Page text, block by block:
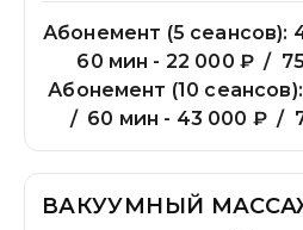
Абонемент (5 сеансов):
60 мин - 22 000 ₽ /
Абонемент (10 сеансов):
/ 60 мин - 43 000 ₽ /
ВАКУУМНЫЙ